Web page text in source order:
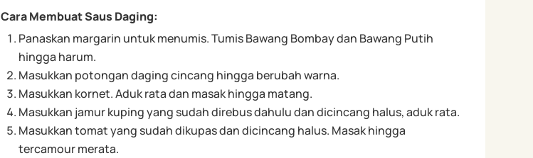
Cara Membuat Saus Daging:
Panaskan margarin untuk menumis. Tumis Bawang Bombay dan Bawang Putih
hingga harum.
Masukkan potongan daging cincang hingga berubah warna.
Masukkan kornet. Aduk rata dan masak hingga matang.
Masukkan jamur kuping yang sudah direbus dahulu dan dicincang halus, aduk rata.
Masukkan tomat yang sudah dikupas dan dicincang halus. Masak hingga
tercamour merata.